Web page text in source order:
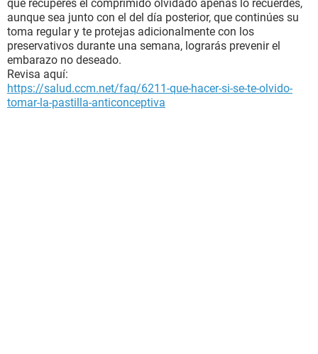
que recuperes el comprimido olvidado apenas lo recuerdes,
aunque sea junto con el del día posterior, que continúes su
toma regular y te protejas adicionalmente con los
preservativos durante una semana, lograrás prevenir el
embarazo no deseado.
Revisa aquí:
https://salud.ccm.net/faq/6211-que-hacer-si-se-te-olvido-
tomar-la-pastilla-anticonceptiva